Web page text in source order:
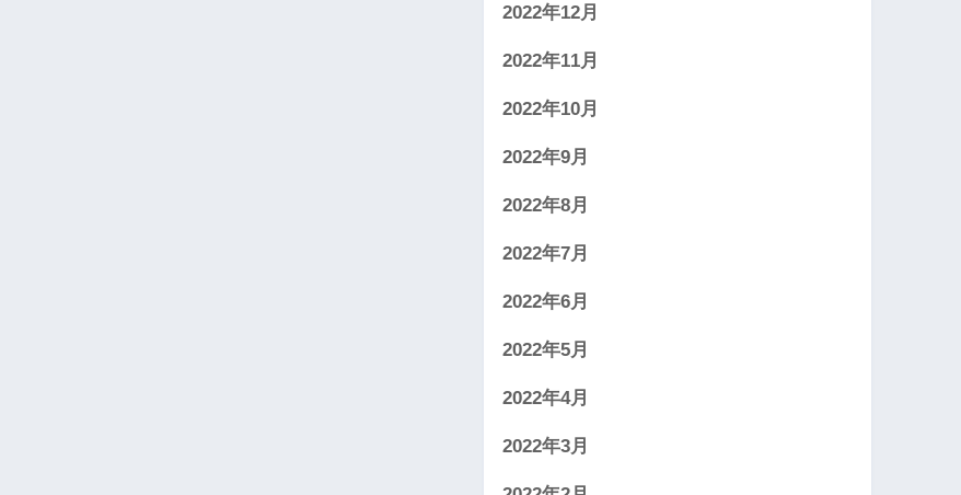
2022年12月
2022年11月
2022年10月
2022年9月
2022年8月
2022年7月
2022年6月
2022年5月
2022年4月
2022年3月